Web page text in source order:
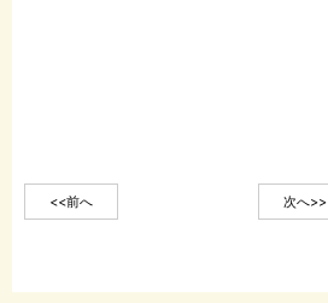
<<前へ 次へ>>